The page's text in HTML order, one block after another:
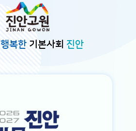
행복한기본사회 진안